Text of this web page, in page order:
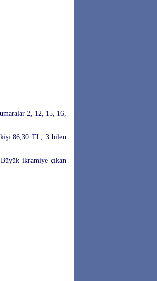
2, 12, 15, 16,
kişi 86,30 TL, 3 bilen
ikramiye çıkan